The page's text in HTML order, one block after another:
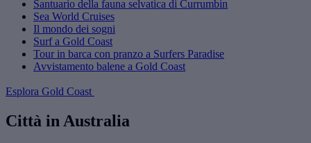
Santuario della fauna selvatica di Currumbin
Sea World Cruises
Il mondo dei sogni
Surf a Gold Coast
Tour in barca con pranzo a Surfers Paradise
Avvistamento balene a Gold Coast
Esplora Gold Coast
Città in Australia